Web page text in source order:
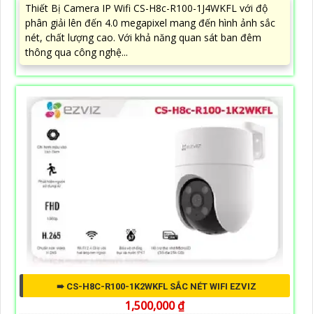
Thiết Bị Camera IP Wifi CS-H8c-R100-1J4WKFL với độ
phân giải lên đến 4.0 megapixel mang đến hình ảnh sắc
nét, chất lượng cao. Với khả năng quan sát ban đêm
thông qua công nghệ...
➠ CS-H8C-R100-1K2WKFL SẮC NÉT WIFI EZVIZ
1,500,000 ₫